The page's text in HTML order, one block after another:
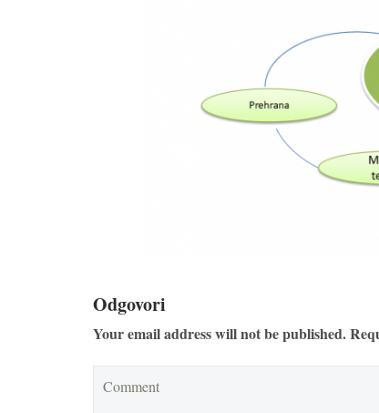
Odgovori
Your email address will not be published.